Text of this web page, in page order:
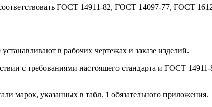
ГОСТ 14911-82, ГОСТ 14097-77, ГОСТ
в рабочих чертежах и заказе изделий.
с требованиями настоящего стандарта и ГОСТ
марок, указанных в табл. 1 обязательного приложения.